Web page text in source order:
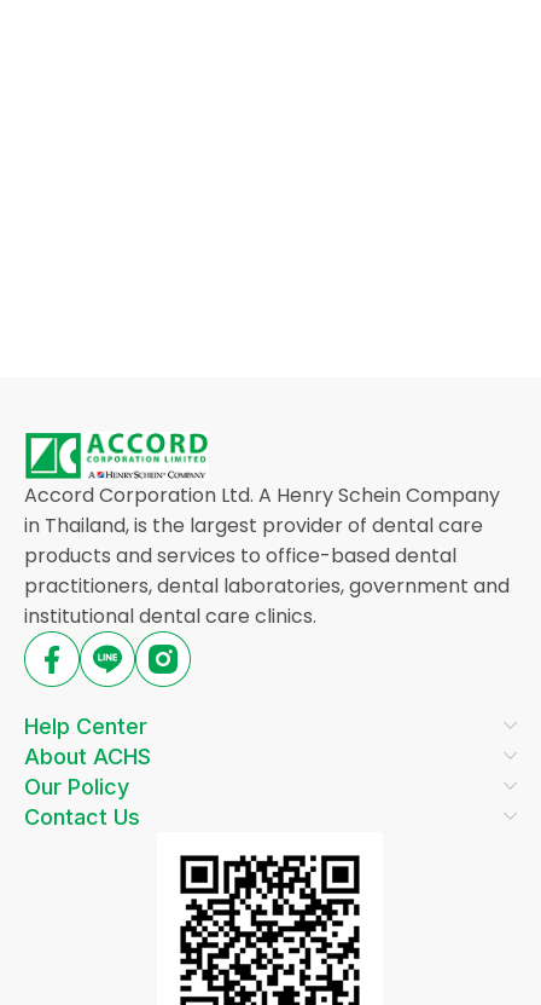
Accord Corporation Ltd. A Henry Schein Company
in Thailand, is the largest provider of dental care
products and services to office-based dental
practitioners, dental laboratories, government and
institutional dental care clinics.
Help Center
About ACHS
Our Policy
Contact Us